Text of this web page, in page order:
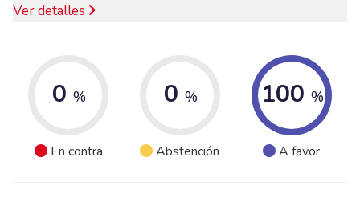
Ver detalles
0 %
En contra
0 %
Abstención
100 %
A favor